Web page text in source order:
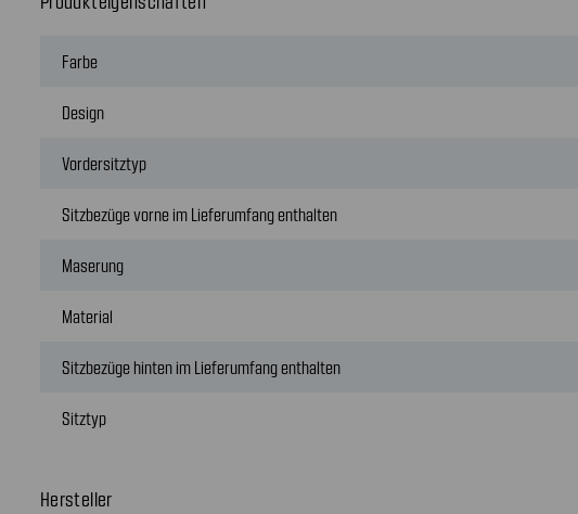
Farbe
Design
Vordersitztyp
Sitzbezüge vorne im Lieferumfang enthalten
Maserung
Material
Sitzbezüge hinten im Lieferumfang enthalten
Sitztyp
Hersteller